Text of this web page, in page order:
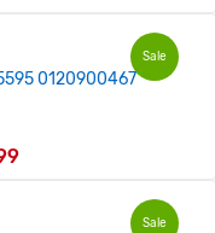
Sale
0120900467
Sale